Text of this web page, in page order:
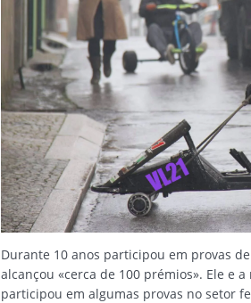
Durante 10 anos participou em provas
alcançou «cerca de 100 prémios». Ele e
participou em algumas provas no setor